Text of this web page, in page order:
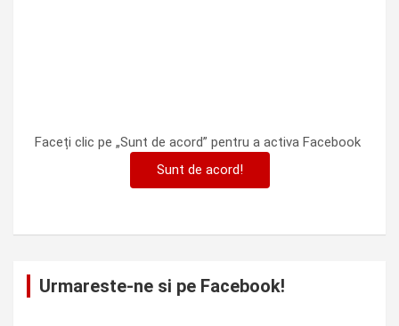
Faceți clic pe „Sunt de acord” pentru a activa Facebook
Sunt de acord!
Urmareste-ne si pe Facebook!